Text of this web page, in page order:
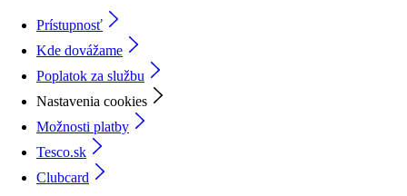
Prístupnosť
Kde dovážame
Poplatok za službu
Nastavenia cookies
Možnosti platby
Tesco.sk
Clubcard